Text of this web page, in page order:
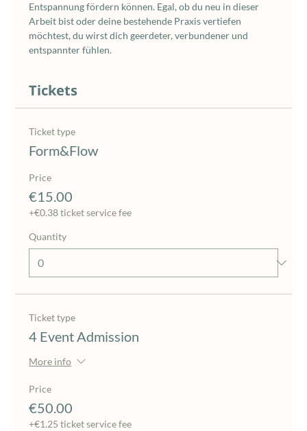
Entspannung fördern können. Egal, ob du neu in dieser
Arbeit bist oder deine bestehende Praxis vertiefen
möchtest, du wirst dich geerdeter, verbundener und
entspannter fühlen.
Tickets
Ticket type
Form&Flow
Price
€15.00
+€0.38 ticket service fee
Quantity
Ticket type
4 Event Admission
More info
Price
€50.00
+€1.25 ticket service fee